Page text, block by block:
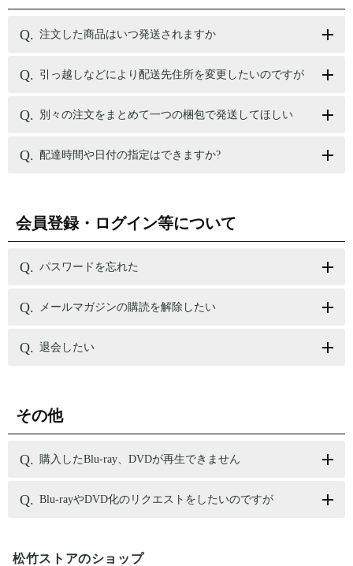
注文した商品はいつ発送されますか
引っ越しなどにより配送先住所を変更したいのですが
別々の注文をまとめて一つの梱包で発送してほしい
配達時間や日付の指定はできますか?
会員登録・ログイン等について
パスワードを忘れた
メールマガジンの購読を解除したい
退会したい
その他
購入したBlu-ray、DVDが再生できません
Blu-rayやDVD化のリクエストをしたいのですが
松竹ストアのショップ